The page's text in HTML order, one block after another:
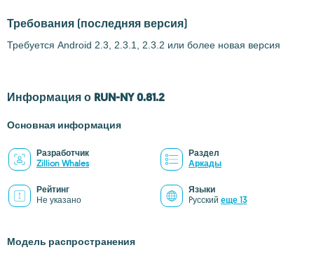
Требования (последняя версия)
Требуется Android 2.3, 2.3.1, 2.3.2 или более новая версия
Информация о RUN-NY 0.81.2
Основная информация
Разработчик
Zillion Whales
Раздел
Аркады
Рейтинг
Не указано
Языки
Pусский еще 13
Модель распространения